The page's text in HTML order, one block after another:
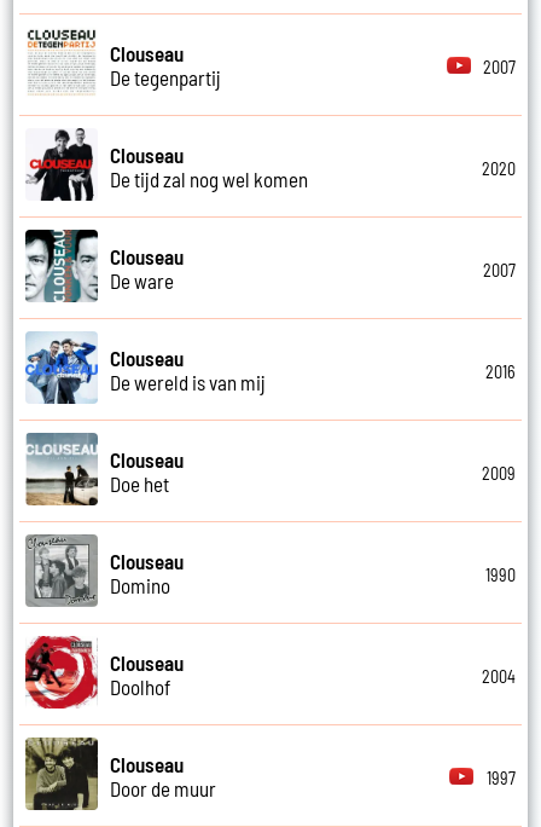
Clouseau
De tegenpartij
2007
Clouseau
De tijd zal nog wel komen
2020
Clouseau
De ware
2007
Clouseau
De wereld is van mij
2016
Clouseau
Doe het
2009
Clouseau
Domino
1990
Clouseau
Doolhof
2004
Clouseau
Door de muur
1997